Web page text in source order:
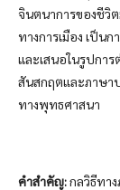
จินตนาการของชีวิ
ทางการเมือง เป็น
และเสนอในรูปการ
สันสกฤตและภาษา
ทางพุทธศาสนา
คำสำคัญ:กลวิธีทา